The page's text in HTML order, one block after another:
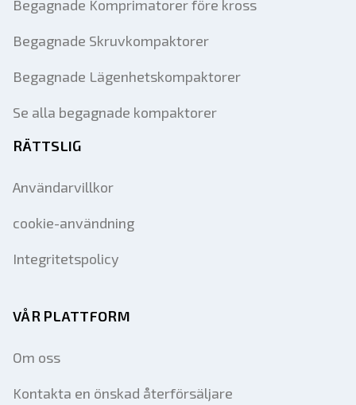
Begagnade Komprimatorer före kross
Begagnade Skruvkompaktorer
Begagnade Lägenhetskompaktorer
Se alla begagnade kompaktorer
RÄTTSLIG
Användarvillkor
cookie-användning
Integritetspolicy
VÅR PLATTFORM
Om oss
Kontakta en önskad återförsäljare